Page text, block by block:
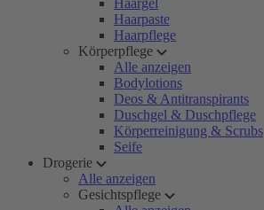
Haargel
Haarpaste
Haarpflege
Körperpflege
Alle anzeigen
Bodylotions
Deos & Antitranspirants
Duschgel & Duschpflege
Körperreinigung & Scrubs
Seife
Drogerie
Alle anzeigen
Gesichtspflege